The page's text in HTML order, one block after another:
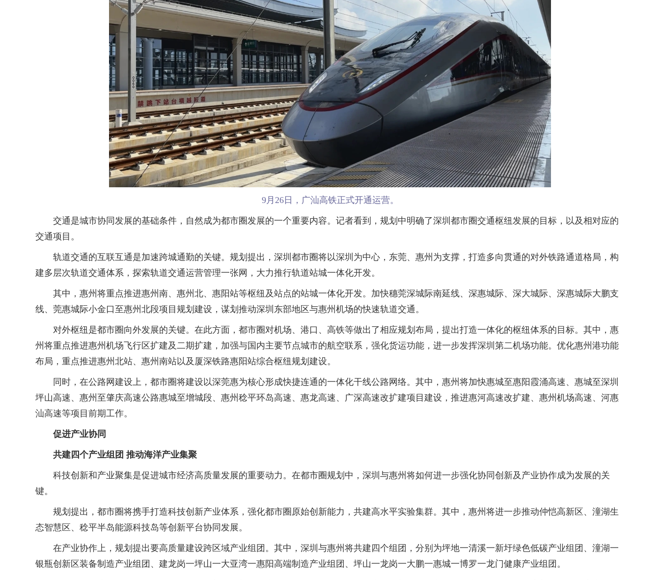
9月26日，广汕高铁正式开通运营。
交通是城市协同发展的基础条件，自然成为都市圈发展的一个重要内容。记者看到，规划中明确了深圳都市圈交通枢纽发展的目标，以及相对应的
交通项目。
轨道交通的互联互通是加速跨城通勤的关键。规划提出，深圳都市圈将以深圳为中心，东莞、惠州为支撑，打造多向贯通的对外铁路通道格局，构
建多层次轨道交通体系，探索轨道交通运营管理一张网，大力推行轨道站城一体化开发。
其中，惠州将重点推进惠州南、惠州北、惠阳站等枢纽及站点的站城一体化开发。加快穗莞深城际南延线、深惠城际、深大城际、深惠城际大鹏支
线、莞惠城际小金口至惠州北段项目规划建设，谋划推动深圳东部地区与惠州机场的快速轨道交通。
对外枢纽是都市圈向外发展的关键。在此方面，都市圈对机场、港口、高铁等做出了相应规划布局，提出打造一体化的枢纽体系的目标。其中，惠
州将重点推进惠州机场飞行区扩建及二期扩建，加强与国内主要节点城市的航空联系，强化货运功能，进一步发挥深圳第二机场功能。优化惠州港功能
布局，重点推进惠州北站、惠州南站以及厦深铁路惠阳站综合枢纽规划建设。
同时，在公路网建设上，都市圈将建设以深莞惠为核心形成快捷连通的一体化干线公路网络。其中，惠州将加快惠城至惠阳霞涌高速、惠城至深圳
坪山高速、惠州至肇庆高速公路惠城至增城段、惠州稔平环岛高速、惠龙高速、广深高速改扩建项目建设，推进惠河高速改扩建、惠州机场高速、河惠
汕高速等项目前期工作。
促进产业协同
共建四个产业组团 推动海洋产业集聚
科技创新和产业聚集是促进城市经济高质量发展的重要动力。在都市圈规划中，深圳与惠州将如何进一步强化协同创新及产业协作成为发展的关
键。
规划提出，都市圈将携手打造科技创新产业体系，强化都市圈原始创新能力，共建高水平实验集群。其中，惠州将进一步推动仲恺高新区、潼湖生
态智慧区、稔平半岛能源科技岛等创新平台协同发展。
在产业协作上，规划提出要高质量建设跨区域产业组团。其中，深圳与惠州将共建四个组团，分别为坪地一清溪一新圩绿色低碳产业组团、潼湖一
银瓶创新区装备制造产业组团、建龙岗一坪山一大亚湾一惠阳高端制造产业组团、坪山一龙岗一大鹏一惠城一博罗一龙门健康产业组团。